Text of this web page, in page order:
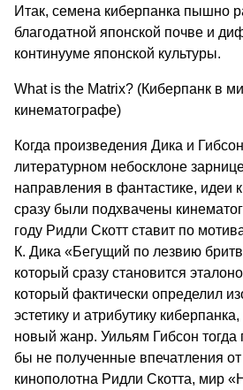
Итак, семена киберпанка пышно
благодатной японской почве и
континууме японской культуры.
What is the Matrix? (Киберпанк в
кинематографе)
Когда произведения Дика и
литературном небосклоне
направления в фантастике, идеи
сразу были подхвачены
году Ридли Скотт ставит по
К. Дика «Бегущий по лезвию
который сразу становится
который фактически определил
эстетику и атрибутику
новый жанр. Уильям Гибсон тогда
бы не полученные впечатления
кинополотна Ридли Скотта, мир